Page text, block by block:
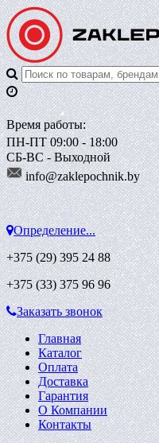
Время работы:
ПН-ПТ 09:00 - 18:00
СБ-ВС - Выходной
info@zaklepochnik.by
Определение...
+375 (29)395 24 88
+375 (33)375 96 96
Заказать звонок
Главная
Каталог
Оплата
Доставка
Гарантия
О Компании
Контакты